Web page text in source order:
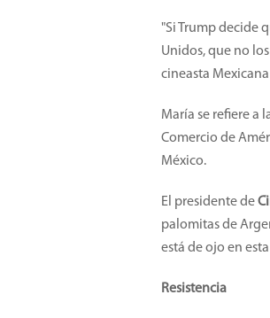
"Si Trump decide
Unidos, que no
cineasta
María se refiere a
Comercio de
México.
El presidente de
palomitas de
está de ojo en
Resistencia